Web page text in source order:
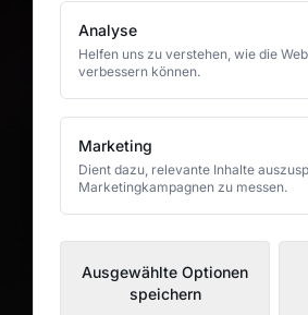
Analyse
Helfen uns zu verstehen, wie die
verbessern können.
Marketing
Dient dazu, relevante Inhalte
Marketingkampagnen zu messen.
Ausgewählte Optionen
speichern